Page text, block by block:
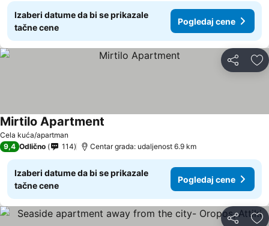
Izaberi datume da bi se prikazale
tačne cene
Pogledaj cene
Deli
Cela kuća/apartman
Mirtilo Apartment
9,4 Odlično 114 Centar grada: udaljenost 6.9 km
Izaberi datume da bi se prikazale
tačne cene
Pogledaj cene
Deli